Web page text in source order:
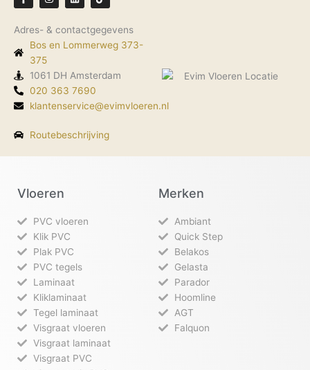
a
c
b
o
f
n
s
a
g
r
m
i
n
e
d
i
i
k
o
k
Adres- & contactgegevens
Bos en Lommerweg 373-
375
1061 DH Amsterdam
020 363 7690
klantenservice@evimvloeren.nl
Routebeschrijving
Vloeren
PVC vloeren
Klik PVC
Plak PVC
PVC tegels
Laminaat
Kliklaminaat
Tegel laminaat
Visgraat vloeren
Visgraat laminaat
Visgraat PVC
Merken
Ambiant
Quick Step
Belakos
Gelasta
Parador
Hoomline
AGT
Falquon